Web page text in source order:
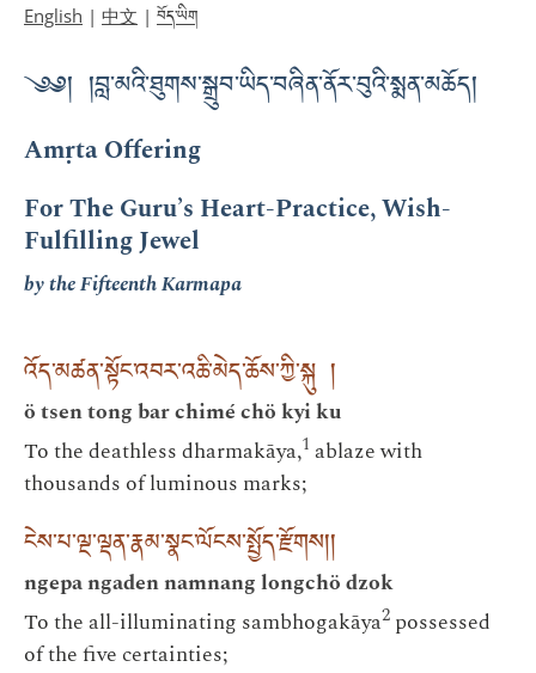
English | 中文 | བོད་ཡིག
༄༅། །བླ་མའི་ཐུགས་སྒྲུབ་ཡིད་བཞིན་ནོར་བུའི་སྨན་མཆོད།
Amṛta Offering
For The Guru’s Heart-Practice, Wish-
Fulfilling Jewel
by the Fifteenth Karmapa
འོད་མཚན་སྟོང་འབར་འཆི་མེད་ཆོས་ཀྱི་སྐུ །
ö tsen tong bar chimé chö kyi ku
To the deathless dharmakāya,1 ablaze with
thousands of luminous marks;
ངེས་པ་ལྔ་ལྡན་རྣམ་སྣང་ལོངས་སྤྱོད་རྫོགས། །
ngepa ngaden namnang longchö dzok
To the all-illuminating sambhogakāya2 possessed
of the five certainties;